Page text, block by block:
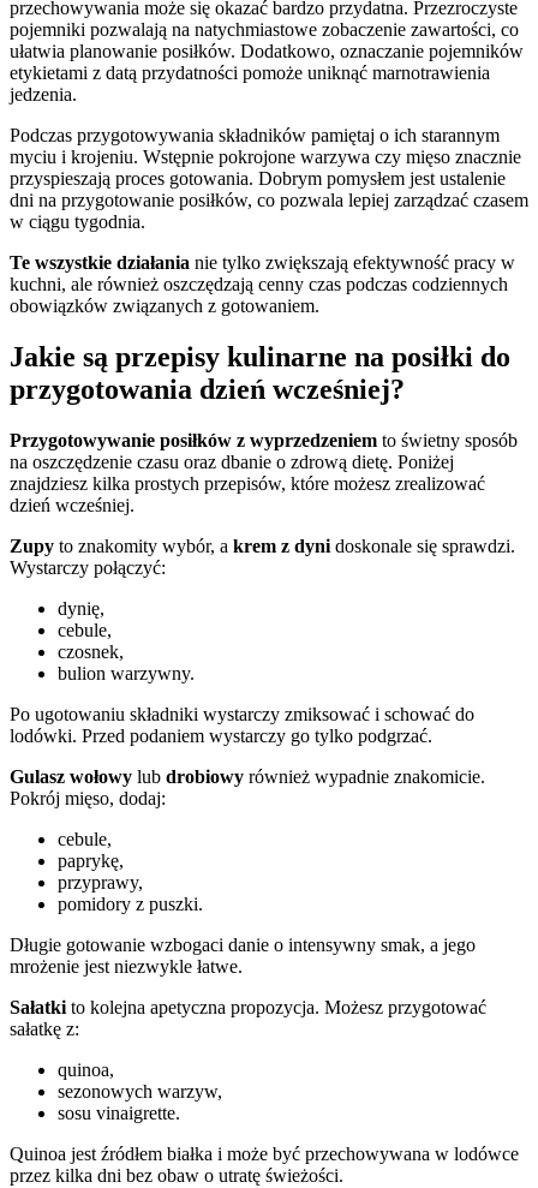
przechowywania może się okazać bardzo przydatna. Przezroczyste
pojemniki pozwalają na natychmiastowe zobaczenie zawartości, co
ułatwia planowanie posiłków. Dodatkowo, oznaczanie pojemników
etykietami z datą przydatności pomoże uniknąć marnotrawienia
jedzenia.
Podczas przygotowywania składników pamiętaj o ich starannym
myciu i krojeniu. Wstępnie pokrojone warzywa czy mięso znacznie
przyspieszają proces gotowania. Dobrym pomysłem jest ustalenie
dni na przygotowanie posiłków, co pozwala lepiej zarządzać czasem
w ciągu tygodnia.
Te wszystkie działania nie tylko zwiększają efektywność pracy w
kuchni, ale również oszczędzają cenny czas podczas codziennych
obowiązków związanych z gotowaniem.
Jakie są przepisy kulinarne na posiłki do
przygotowania dzień wcześniej?
Przygotowywanie posiłków z wyprzedzeniem to świetny sposób
na oszczędzenie czasu oraz dbanie o zdrową dietę. Poniżej
znajdziesz kilka prostych przepisów, które możesz zrealizować
dzień wcześniej.
Zupy to znakomity wybór, a krem z dyni doskonale się sprawdzi.
Wystarczy połączyć:
dynię,
cebule,
czosnek,
bulion warzywny.
Po ugotowaniu składniki wystarczy zmiksować i schować do
lodówki. Przed podaniem wystarczy go tylko podgrzać.
Gulasz wołowy lub drobiowy również wypadnie znakomicie.
Pokrój mięso, dodaj:
cebule,
paprykę,
przyprawy,
pomidory z puszki.
Długie gotowanie wzbogaci danie o intensywny smak, a jego
mrożenie jest niezwykle łatwe.
Sałatki to kolejna apetyczna propozycja. Możesz przygotować
sałatkę z:
quinoa,
sezonowych warzyw,
sosu vinaigrette.
Quinoa jest źródłem białka i może być przechowywana w lodówce
przez kilka dni bez obaw o utratę świeżości.